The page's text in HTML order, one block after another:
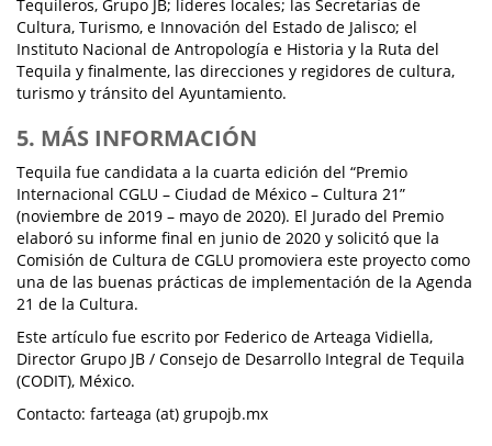
Tequileros, Grupo JB; líderes locales; las Secretarías de
Cultura, Turismo, e Innovación del Estado de Jalisco; el
Instituto Nacional de Antropología e Historia y la Ruta del
Tequila y finalmente, las direcciones y regidores de cultura,
turismo y tránsito del Ayuntamiento.
5. MÁS INFORMACIÓN
Tequila fue candidata a la cuarta edición del “Premio
Internacional CGLU – Ciudad de México – Cultura 21”
(noviembre de 2019 – mayo de 2020). El Jurado del Premio
elaboró su informe final en junio de 2020 y solicitó que la
Comisión de Cultura de CGLU promoviera este proyecto como
una de las buenas prácticas de implementación de la Agenda
21 de la Cultura.
Este artículo fue escrito por Federico de Arteaga Vidiella,
Director Grupo JB / Consejo de Desarrollo Integral de Tequila
(CODIT), México.
Contacto: farteaga (at) grupojb.mx